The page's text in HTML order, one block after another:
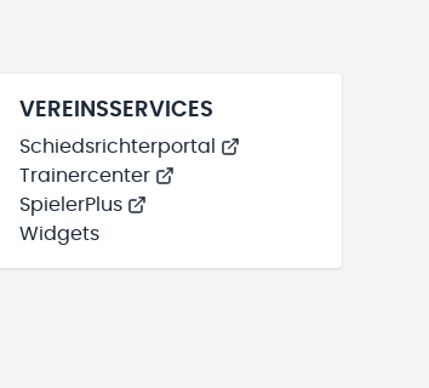
VEREINSSERVICES
Schiedsrichterportal
Trainercenter
SpielerPlus
Widgets